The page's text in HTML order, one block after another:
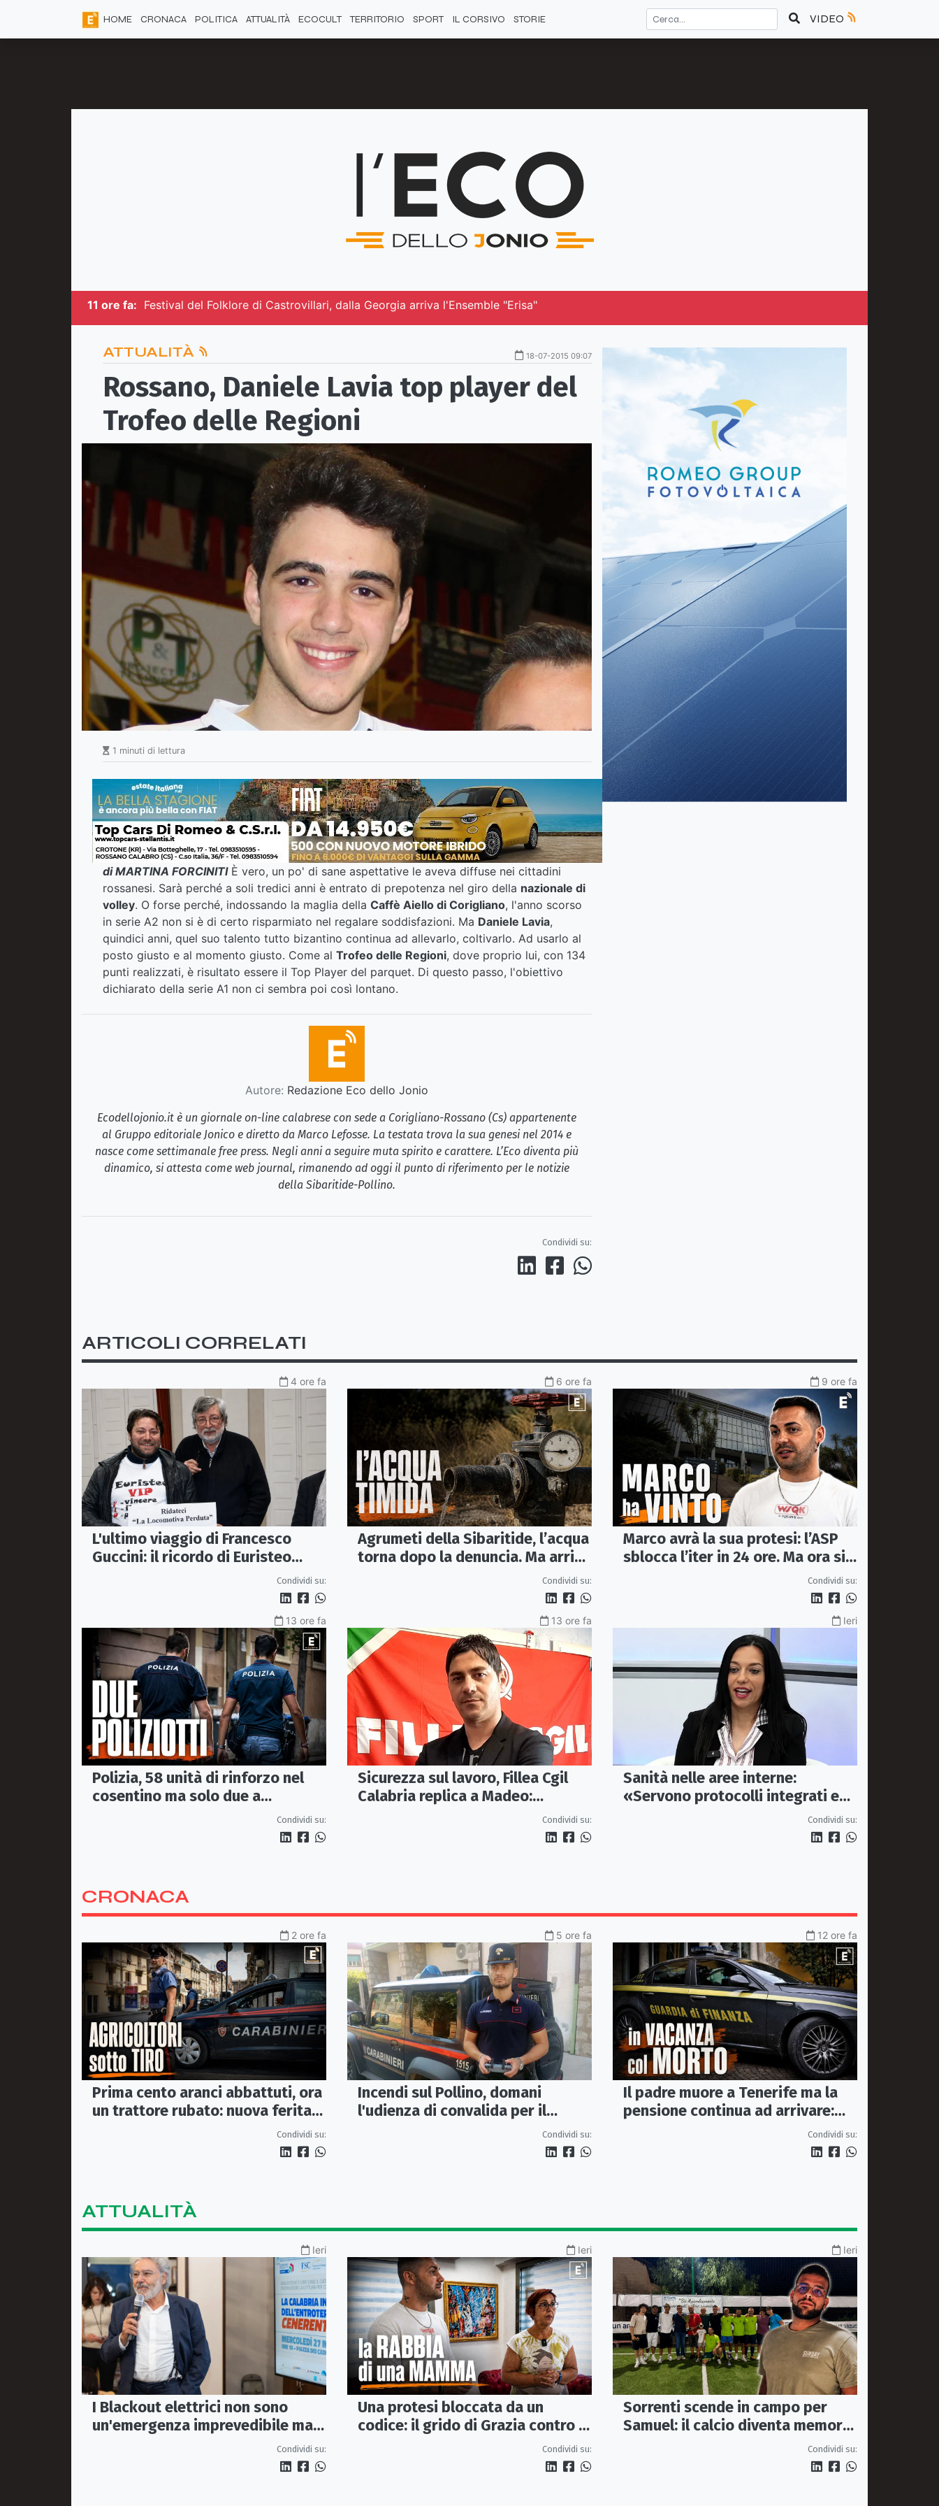
HOME CRONACA POLITICA ATTUALITÀ ECOCULT TERRITORIO SPORT IL CORSIVO STORIE VIDEO
11 ore fa: Festival del Folklore di Castrovillari, dalla Georgia arriva l'Ensemble "Erisa"
ATTUALITÀ 18-07-2015 09:07
Rossano, Daniele Lavia top player del
Trofeo delle Regioni
1 minuti di lettura
di MARTINA FORCINITIÈ vero, un po' di sane aspettative le aveva diffuse nei cittadini
rossanesi. Sarà perché a soli tredici anni è entrato di prepotenza nel giro della nazionale di
volley. O forse perché, indossando la maglia della Caffè Aiello di Corigliano, l'anno scorso
in serie A2 non si è di certo risparmiato nel regalare soddisfazioni. Ma Daniele Lavia,
quindici anni, quel suo talento tutto bizantino continua ad allevarlo, coltivarlo. Ad usarlo al
posto giusto e al momento giusto. Come al Trofeo delle Regioni, dove proprio lui, con 134
punti realizzati, è risultato essere il Top Player del parquet. Di questo passo, l'obiettivo
dichiarato della serie A1 non ci sembra poi così lontano.
Autore: Redazione Eco dello Jonio
Ecodellojonio.it è un giornale on-line calabrese con sede a Corigliano-Rossano (Cs) appartenente
al Gruppo editoriale Jonico e diretto da Marco Lefosse. La testata trova la sua genesi nel 2014 e
nasce come settimanale free press. Negli anni a seguire muta spirito e carattere. L’Eco diventa più
dinamico, si attesta come web journal, rimanendo ad oggi il punto di riferimento per le notizie
della Sibaritide-Pollino.
Condividi su:
ARTICOLI CORRELATI
4 ore fa
L'ultimo viaggio di Francesco
Guccini: il ricordo di Euristeo
Condividi su:
6 ore fa
Agrumeti della Sibaritide, l’acqua
torna dopo la denuncia. Ma arriva
con un terzo della pressioneCondividi su:
9 ore fa
Marco avrà la sua protesi: l’ASP
sblocca l’iter in 24 ore. Ma ora si
apre il caso dell’Ufficio ausiliCondividi su:
13 ore fa
Polizia, 58 unità di rinforzo nel
cosentino ma solo due a
Corigliano-Rossano e due aCondividi su:
13 ore fa
Sicurezza sul lavoro, Fillea Cgil
Calabria replica a Madeo:
«Servono controlli, non incentivi
Condividi su:
Ieri
Sanità nelle aree interne:
«Servono protocolli integrati e
mezzi dedicati per garantireCondividi su:
CRONACA
2 ore fa
Prima cento aranci abbattuti, ora
un trattore rubato: nuova ferita
all’agricoltura della SibaritideCondividi su:
5 ore fa
Incendi sul Pollino, domani
l'udienza di convalida per il
presunto piromane: il PM ha
chiesto la misura in carcere
Condividi su:
12 ore fa
Il padre muore a Tenerife ma la
pensione continua ad arrivare:
Condividi su:
ATTUALITÀ
Ieri
I Blackout elettrici non sono
un'emergenza imprevedibile ma
Condividi su:
Ieri
Una protesi bloccata da un
codice: il grido di Grazia contro la
Condividi su:
Ieri
Sorrenti scende in campo per
Samuel: il calcio diventa memoria
Condividi su: